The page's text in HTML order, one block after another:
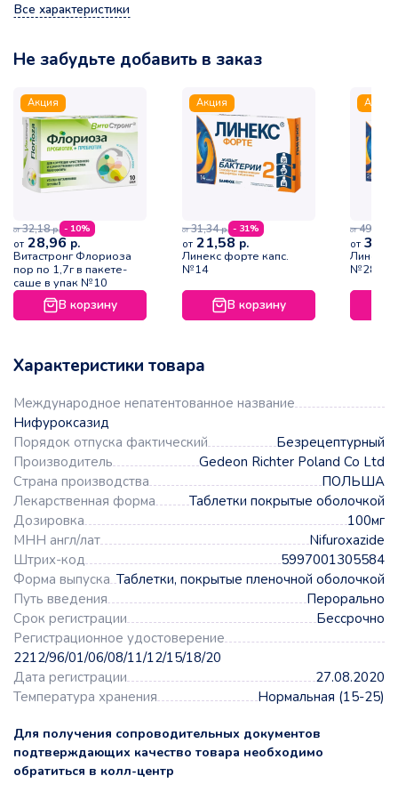
Все характеристики
Не забудьте добавить в заказ
Акция
от 32,18р. - 10%
от 28,96 р.
Витастронг Флориоза
пор по 1,7г в пакете-
саше в упак №10
В корзину
Акция
от 31,34р. - 31%
от 21,58 р.
Линекс форте капс.
№14
В корзину
Акция
от 49,64
от
Линекс
№28
Характеристики товара
Международное непатентованное название
Нифуроксазид
Порядок отпуска фактический
Безрецептурный
Производитель
Gedeon Richter Poland Co Ltd
Страна производства
ПОЛЬША
Лекарственная форма
Таблетки покрытые оболочкой
Дозировка
100мг
МНН англ/лат
Nifuroxazide
Штрих-код
5997001305584
Форма выпуска Таблетки, покрытые пленочной оболочкой
Путь введения
Перорально
Срок регистрации
Бессрочно
Регистрационное удостоверение
2212/96/01/06/08/11/12/15/18/20
Дата регистрации
27.08.2020
Температура хранения
Нормальная (15-25)
Для получения сопроводительных документов
подтверждающих качество товара необходимо
обратиться в колл-центр